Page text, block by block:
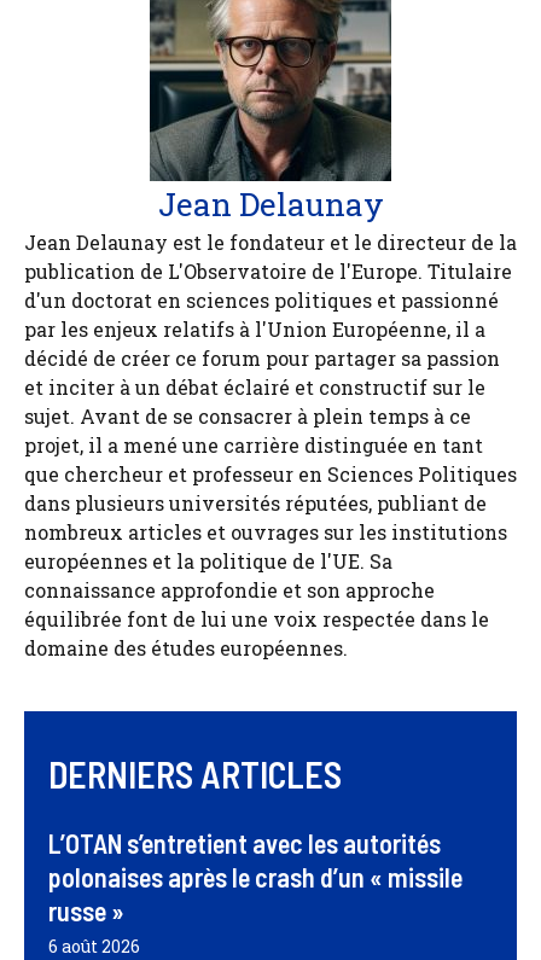
Jean Delaunay
Jean Delaunay est le fondateur et le directeur de la
publication de L'Observatoire de l'Europe. Titulaire
d'un doctorat en sciences politiques et passionné
par les enjeux relatifs à l'Union Européenne, il a
décidé de créer ce forum pour partager sa passion
et inciter à un débat éclairé et constructif sur le
sujet. Avant de se consacrer à plein temps à ce
projet, il a mené une carrière distinguée en tant
que chercheur et professeur en Sciences Politiques
dans plusieurs universités réputées, publiant de
nombreux articles et ouvrages sur les institutions
européennes et la politique de l'UE. Sa
connaissance approfondie et son approche
équilibrée font de lui une voix respectée dans le
domaine des études européennes.
DERNIERS ARTICLES
L’OTAN s’entretient avec les autorités
polonaises après le crash d’un « missile
russe »
6 août 2026